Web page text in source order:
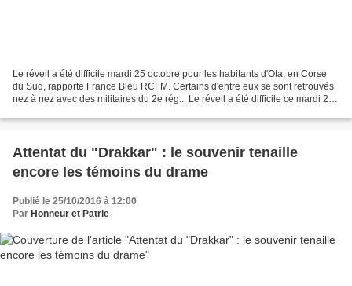
Le réveil a été difficile mardi 25 octobre pour les habitants d'Ota, en Corse
du Sud, rapporte France Bleu RCFM. Certains d'entre eux se sont retrouvés
nez à nez avec des militaires du 2e rég... Le réveil a été difficile ce mardi 25
Attentat du "Drakkar" : le souvenir tenaille
encore les témoins du drame
Publié le 25/10/2016 à 12:00
Par Honneur et Patrie